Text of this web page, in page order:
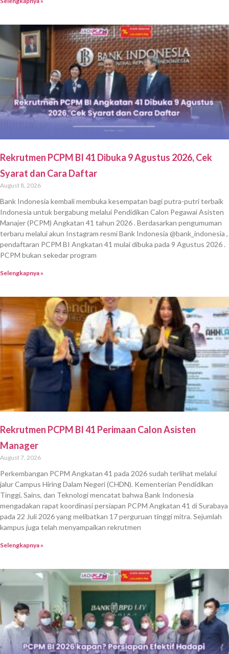
Rekrutmen PCPM BI 41 Dibuka 9 Agustus 2026, Cek
Syarat dan Cara Daftar
August 8, 2026
Bank Indonesia kembali membuka kesempatan bagi putra-putri terbaik
Indonesia untuk bergabung melalui Pendidikan Calon Pegawai Asisten
Manajer (PCPM) Angkatan 41 tahun 2026 . Berdasarkan pengumuman
terbaru melalui akun Instagram resmi Bank Indonesia @bank_indonesia ,
pendaftaran PCPM BI Angkatan 41 mulai dibuka pada 9 Agustus 2026 .
PCPM bukan sekedar program
Selengkapnya »
Rekrutmen PCPM BI 41 Perimaan Calon Asisten
Manager
August 7, 2026
Perkembangan PCPM Angkatan 41 pada 2026 sudah terlihat melalui
jalur Campus Hiring Dalam Negeri (CHDN). Kementerian Pendidikan
Tinggi, Sains, dan Teknologi mencatat bahwa Bank Indonesia
mengadakan rapat koordinasi persiapan PCPM Angkatan 41 di Surabaya
pada 22 Juli 2026 yang melibatkan 17 perguruan tinggi mitra. Sejumlah
kampus juga telah menyampaikan rekrutmen
Selengkapnya »